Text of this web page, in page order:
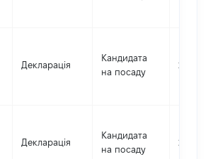
Декларація
Кандидата
на посаду
2020
Декларація
Кандидата
на посаду
2020